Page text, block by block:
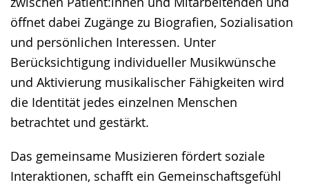
öffnet dabei Zugänge zu Biografien, Sozialisation
und persönlichen Interessen. Unter
Berücksichtigung individueller Musikwünsche
und Aktivierung musikalischer Fähigkeiten wird
die Identität jedes einzelnen Menschen
betrachtet und gestärkt.
Das gemeinsame Musizieren fördert soziale
Interaktionen, schafft ein Gemeinschaftsgefühl